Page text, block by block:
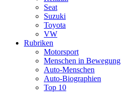
Seat
Suzuki
Toyota
VW
Rubriken
Motorsport
Menschen in Bewegung
Auto-Menschen
Auto-Biographien
Top 10